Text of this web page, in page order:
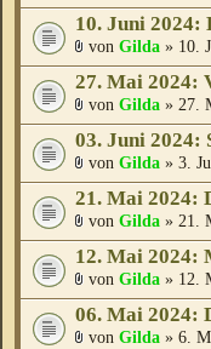
10. Juni 2024:
von Gilda » 10.
27. Mai 2024:
von Gilda » 27.
03. Juni 2024:
von Gilda » 3.
21. Mai 2024:
von Gilda » 21.
12. Mai 2024:
von Gilda » 12.
06. Mai 2024:
von Gilda » 6.